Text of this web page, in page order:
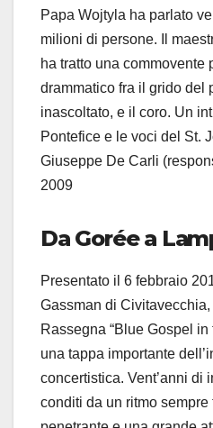
Papa Wojtyla ha parlato
milioni di persone. Il
ha tratto una commovente
drammatico fra il grido del
inascoltato, e il coro. Un
Pontefice e le voci del St.
Giuseppe De Carli
2009
Da Gorée a
Presentato il 6 febbraio
Gassman di Civitavecchia,
Rassegna “Blue Gospel
una tappa importante
concertistica. Vent’anni di
conditi da un ritmo